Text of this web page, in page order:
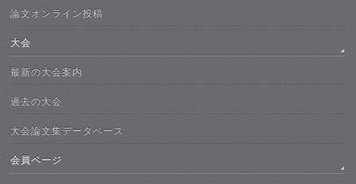
論文オンライン投稿
大会
最新の大会案内
過去の大会
大会論文集データベース
会員ページ